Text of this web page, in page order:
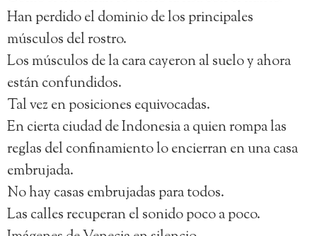
Han perdido el dominio de los principales
músculos del rostro.
Los músculos de la cara cayeron al suelo y ahora
están confundidos.
Tal vez en posiciones equivocadas.
En cierta ciudad de Indonesia a quien rompa las
reglas del confinamiento lo encierran en una casa
embrujada.
No hay casas embrujadas para todos.
Las calles recuperan el sonido poco a poco.